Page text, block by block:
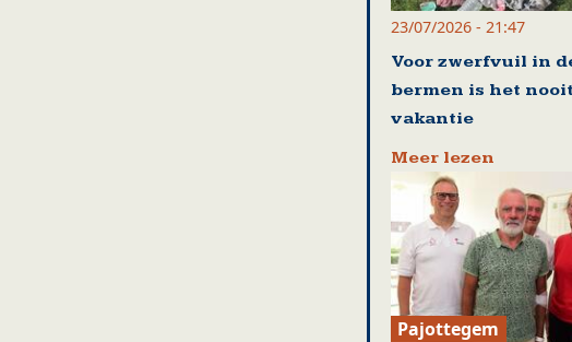
23/07/2026 - 21:47
Voor zwerfvuil in
bermen is het nooit
vakantie
Meer lezen
Pajottegem